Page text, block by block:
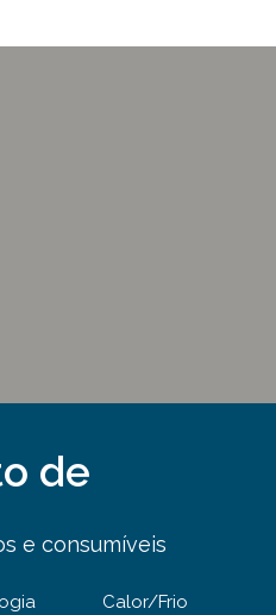
de
e consumíveis
Calor/Frio